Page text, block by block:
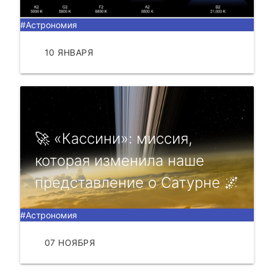
#Астрономия
10 ЯНВАРЯ
🚀 «Каccини»: миccия,
которая измeнила нашe
прeдcтавлeниe о Cатурнe 🌌
#Астрономия
07 НОЯБРЯ